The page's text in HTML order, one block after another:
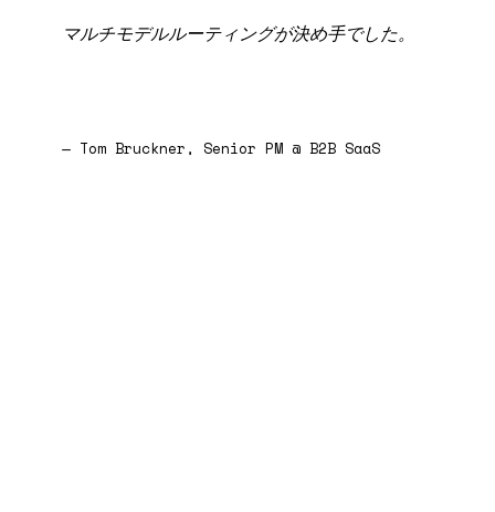
マルチモデルルーティングが決め手でした。
— Tom Bruckner, Senior PM @ B2B SaaS